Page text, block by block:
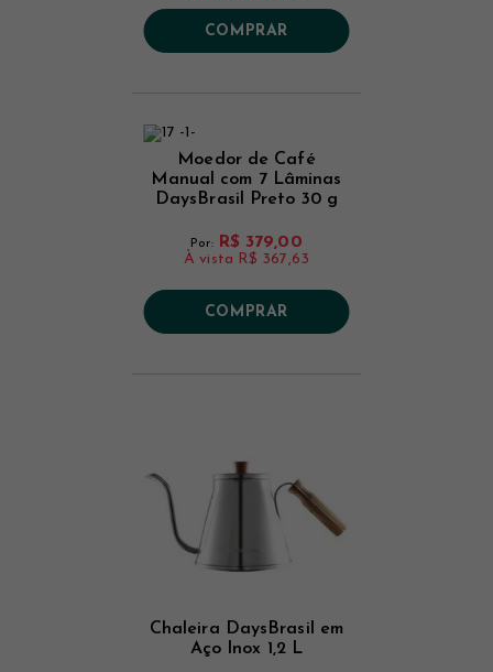
COMPRAR
Moedor de Café
Manual com 7 Lâminas
DaysBrasil Preto 30 g
Por: R$ 379,00
À vista R$ 367,63
COMPRAR
Chaleira DaysBrasil em
Aço Inox 1,2 L